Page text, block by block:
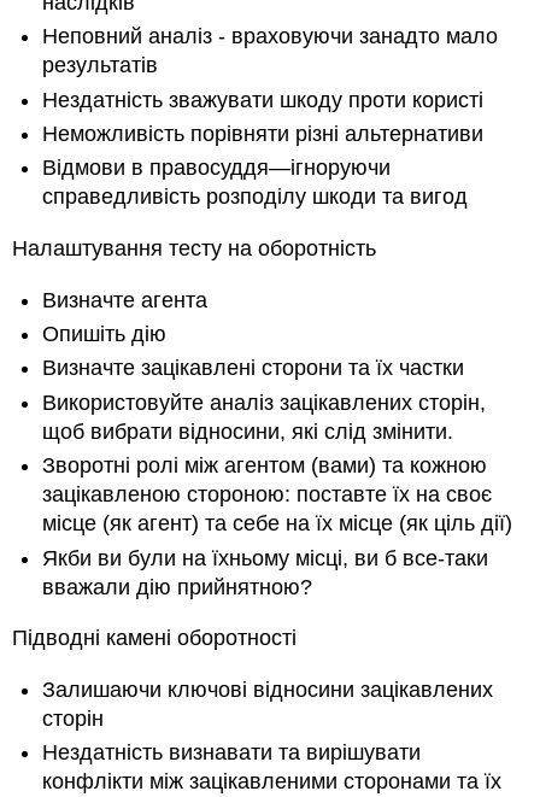
Неповний аналіз - враховуючи занадто мало
результатів
Нездатність зважувати шкоду проти користі
Неможливість порівняти різні альтернативи
Відмови в правосуддя—ігноруючи
справедливість розподілу шкоди та вигод
Налаштування тесту на оборотність
Визначте агента
Опишіть дію
Визначте зацікавлені сторони та їх частки
Використовуйте аналіз зацікавлених сторін,
щоб вибрати відносини, які слід змінити.
Зворотні ролі між агентом (вами) та кожною
зацікавленою стороною: поставте їх на своє
місце (як агент) та себе на їх місце (як ціль дії)
Якби ви були на їхньому місці, ви б все-таки
вважали дію прийнятною?
Підводні камені оборотності
Залишаючи ключові відносини зацікавлених
сторін
Нездатність визнавати та вирішувати
конфлікти між зацікавленими сторонами та їх